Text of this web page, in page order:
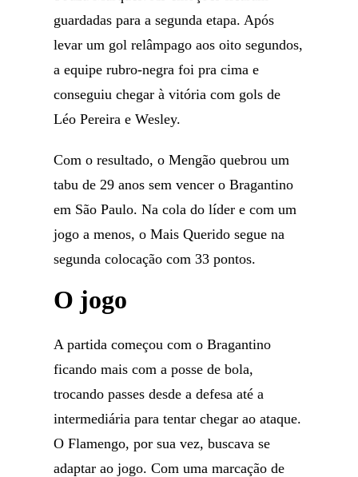
guardadas para a segunda etapa. Após
levar um gol relâmpago aos oito segundos,
a equipe rubro-negra foi pra cima e
conseguiu chegar à vitória com gols de
Léo Pereira e Wesley.
Com o resultado, o Mengão quebrou um
tabu de 29 anos sem vencer o Bragantino
em São Paulo. Na cola do líder e com um
jogo a menos, o Mais Querido segue na
segunda colocação com 33 pontos.
O jogo
A partida começou com o Bragantino
ficando mais com a posse de bola,
trocando passes desde a defesa até a
intermediária para tentar chegar ao ataque.
O Flamengo, por sua vez, buscava se
adaptar ao jogo. Com uma marcação de